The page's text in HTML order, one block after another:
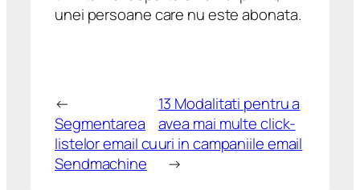
unei persoane care nu este abonata.
←
Segmentarea
listelor email cu
Sendmachine
13 Modalitati pentru a
avea mai multe click-
uri in campaniile email
→